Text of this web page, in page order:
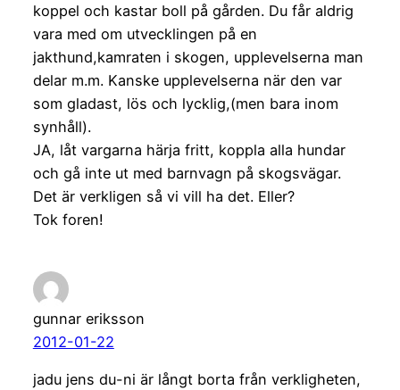
koppel och kastar boll på gården. Du får aldrig
vara med om utvecklingen på en
jakthund,kamraten i skogen, upplevelserna man
delar m.m. Kanske upplevelserna när den var
som gladast, lös och lycklig,(men bara inom
synhåll).
JA, låt vargarna härja fritt, koppla alla hundar
och gå inte ut med barnvagn på skogsvägar.
Det är verkligen så vi vill ha det. Eller?
Tok foren!
gunnar eriksson
2012-01-22
jadu jens du-ni är långt borta från verkligheten,